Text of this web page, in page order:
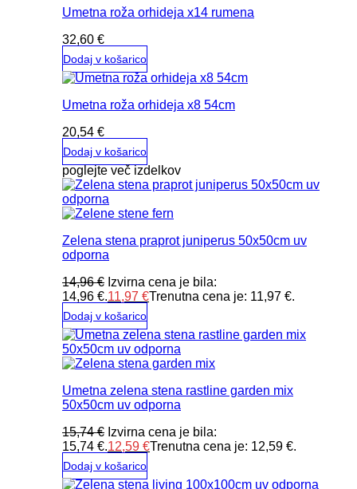
Umetna roža orhideja x14 rumena
32,60 €
Dodaj v košarico
Umetna roža orhideja x8 54cm
20,54 €
Dodaj v košarico
poglejte več izdelkov
Zelena stena praprot juniperus 50x50cm uv
odporna
14,96€ Izvirna cena je bila:
14,96 €.11,97 €Trenutna cena je: 11,97 €.
Dodaj v košarico
Umetna zelena stena rastline garden mix
50x50cm uv odporna
15,74€ Izvirna cena je bila:
15,74 €.12,59 €Trenutna cena je: 12,59 €.
Dodaj v košarico